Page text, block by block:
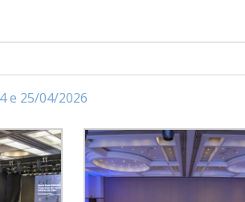
e 25/04/2026